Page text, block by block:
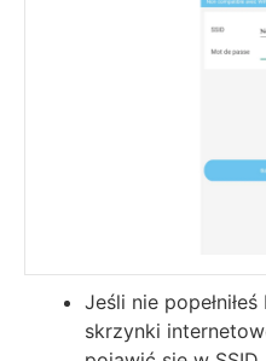
Jeśli nie
skrzynki